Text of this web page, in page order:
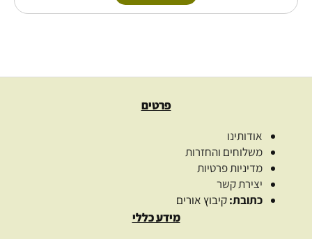
פרטים
אודותינו
משלוחים והחזרות
מדיניות פרטיות
יצירת קשר
כתובת:קיבוץ אורים
מידע כללי